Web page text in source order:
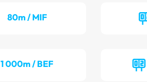
80m / MIF
1 000m / BEF